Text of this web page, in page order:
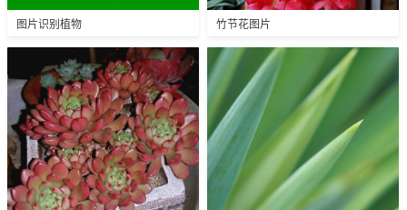
图片识别植物 竹节花图片